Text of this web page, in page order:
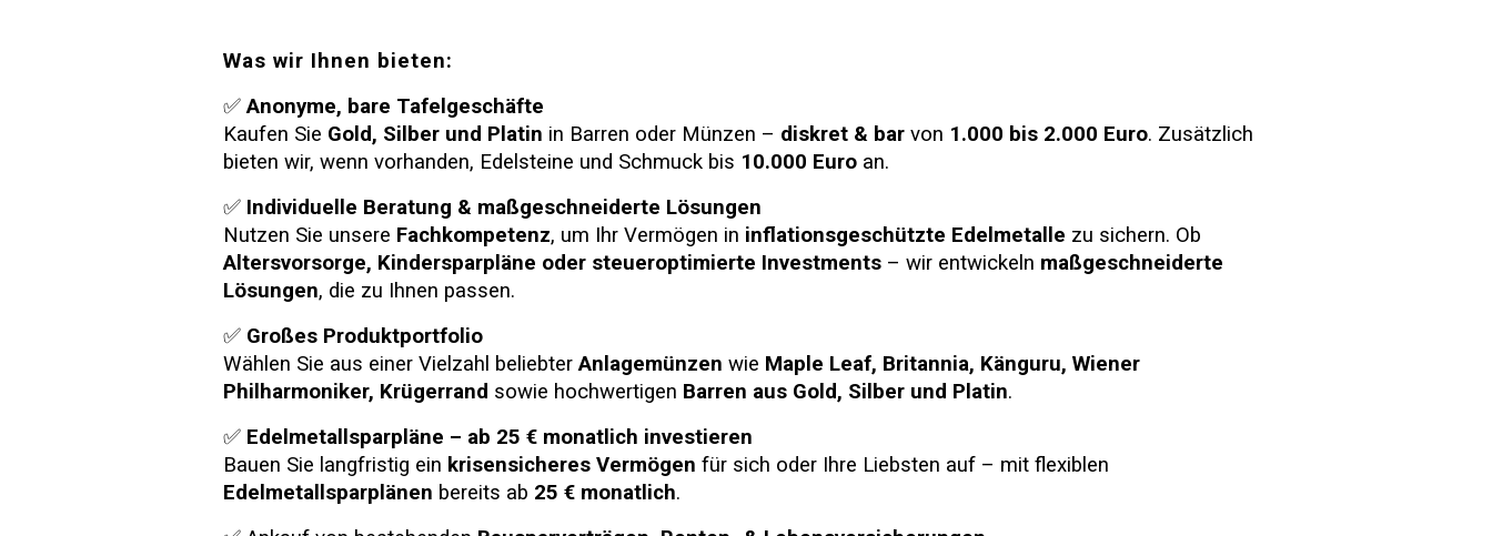
Was wir Ihnen bieten:
✅Anonyme, bare Tafelgeschäfte
Kaufen Sie Gold, Silber und Platin in Barren oder Münzen – diskret & bar von 1.000 bis 2.000 Euro. Zusätzlich
bieten wir, wenn vorhanden, Edelsteine und Schmuck bis 10.000 Euro an.
✅ Individuelle Beratung & maßgeschneiderte Lösungen
Nutzen Sie unsere Fachkompetenz, um Ihr Vermögen in inflationsgeschützte Edelmetalle zu sichern. Ob
Altersvorsorge, Kindersparpläne oder steueroptimierte Investments – wir entwickeln maßgeschneiderte
Lösungen, die zu Ihnen passen.
✅ Großes Produktportfolio
Wählen Sie aus einer Vielzahl beliebterAnlagemünzen wie Maple Leaf, Britannia, Känguru, Wiener
Philharmoniker, Krügerrand sowie hochwertigen Barren aus Gold, Silber und Platin.
✅ Edelmetallsparpläne – ab 25 € monatlich investieren
Bauen Sie langfristig ein krisensicheres Vermögen für sich oder Ihre Liebsten auf – mit flexiblen
Edelmetallsparplänen bereits ab 25 € monatlich.